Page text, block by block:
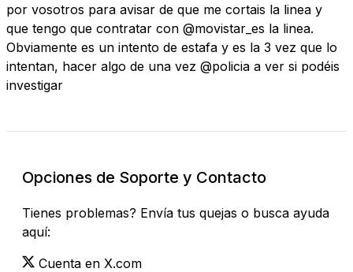
por vosotros para avisar de que me cortais la linea y
que tengo que contratar con @movistar_es la linea.
Obviamente es un intento de estafa y es la 3 vez que lo
intentan, hacer algo de una vez @policia a ver si podéis
investigar
Opciones de Soporte y Contacto
Tienes problemas? Envía tus quejas o busca ayuda
aquí:
Cuenta en X.com